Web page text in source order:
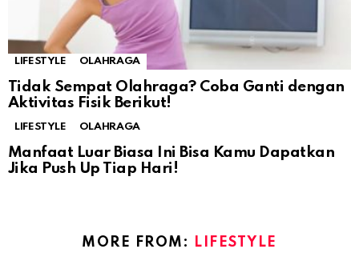
LIFESTYLE OLAHRAGA
Tidak Sempat Olahraga? Coba Ganti dengan
Aktivitas Fisik Berikut!
LIFESTYLE OLAHRAGA
Manfaat Luar Biasa Ini Bisa Kamu Dapatkan
Jika Push Up Tiap Hari!
MORE FROM: LIFESTYLE